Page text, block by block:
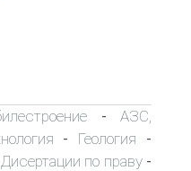
- АЗС,
- Геология -
Дисертации по праву-